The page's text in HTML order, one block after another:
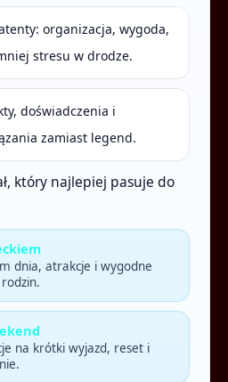
organizacja, wygoda,
stresu w drodze.
doświadczenia i
zamiast legend.
który najlepiej pasuje do
dnia, atrakcje i wygodne
na krótki wyjazd, reset i